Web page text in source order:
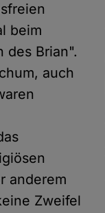
beim
des Brian".
auch
anderem
Zweifel